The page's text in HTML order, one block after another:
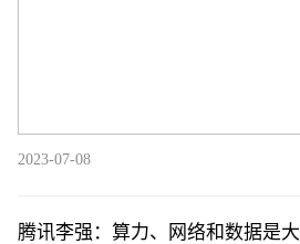
2023-07-08
腾讯李强：算力、网络和数据是大